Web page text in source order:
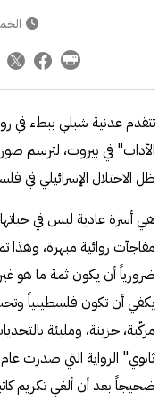
الخميس
تتقدم عدنية شبلي ببطء في
الآداب" في بيروت، لترسم
ظل الاحتلال الإسرائيلي في
هي أسرة عادية ليس في
مفاجآت روائية مبهرة، وهذا
ضرورياً أن يكون ثمة ما هو
يكفي أن تكون فلسطينياً
مركّبة، حزينة، ومليئة
ضجيجاً بعد أن ألغي تكريم